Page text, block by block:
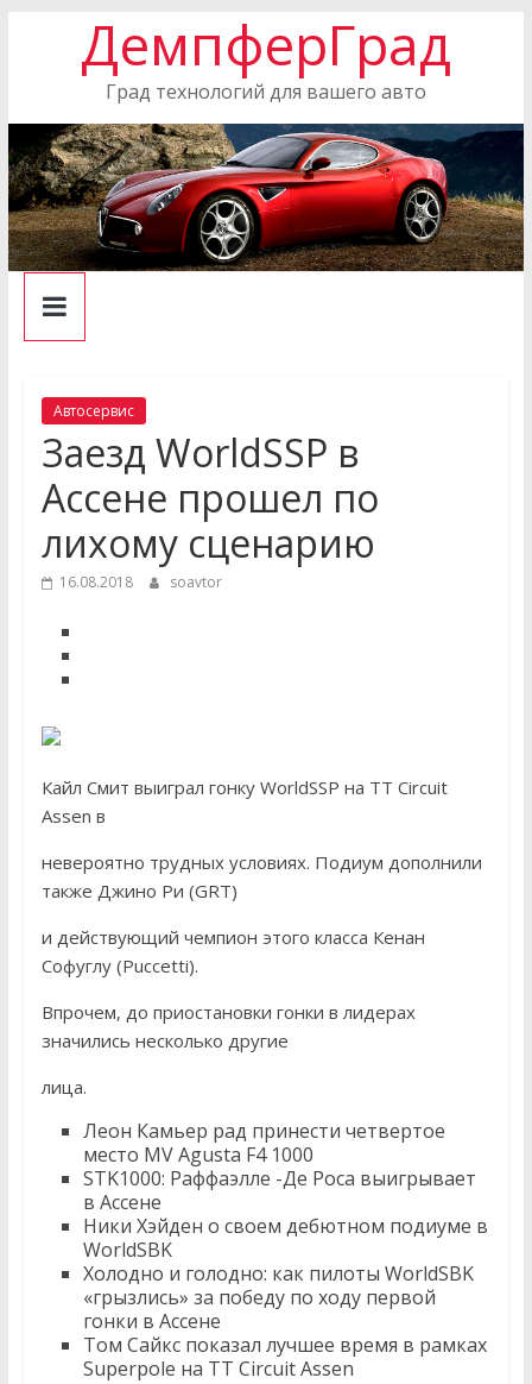
ДемпферГрад
Град технологий для вашего авто
Автосервис
Заезд WorldSSP в
Ассене прошел по
лихому сценарию
16.08.2018 soavtor
Кайл Смит выиграл гонку WorldSSP на TT Circuit
Assen в
невероятно трудных условиях. Подиум дополнили
также Джино Ри (GRT)
и действующий чемпион этого класса Кенан
Софуглу (Puccetti).
Впрочем, до приостановки гонки в лидерах
значились несколько другие
лица.
Леон Камьер рад принести четвертое
место MV Agusta F4 1000
STK1000: Раффаэлле -Де Роса выигрывает
в Ассене
Ники Хэйден о своем дебютном подиуме в
WorldSBK
Холодно и голодно: как пилоты WorldSBK
«грызлись» за победу по ходу первой
гонки в Ассене
Том Сайкс показал лучшее время в рамках
Superpole на TT Circuit Assen